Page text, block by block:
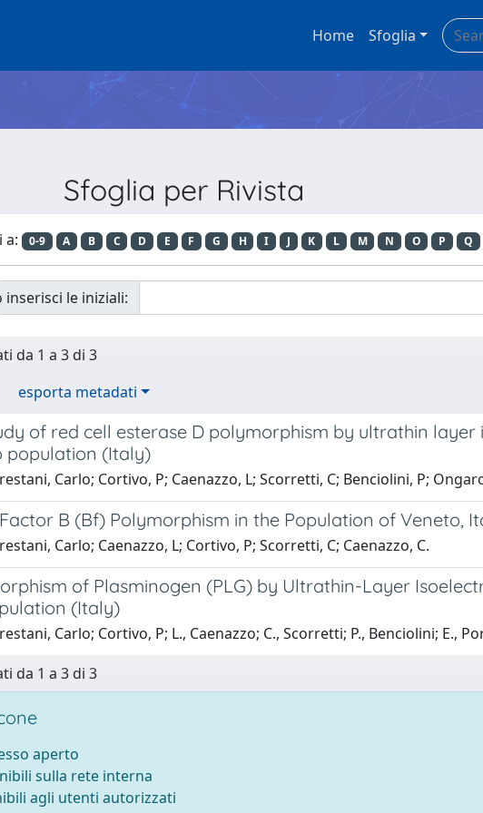
Home Sfoglia
Sfoglia per Rivista
a: 0-9 A B C D E F G H I J K L M N O P Q
inserisci le iniziali:
da 1 a 3 di 3
esporta metadati
of red cell esterase D polymorphism by ultrathin layer
population (Italy)
Carlo; Cortivo, P; Caenazzo, L; Scorretti, C; Benciolini, P;
B (Bf) Polymorphism in the Population of Veneto,
Carlo; Caenazzo, L; Cortivo, P; Scorretti, C; Caenazzo, C.
of Plasminogen (PLG) by Ultrathin-Layer
(Italy)
Carlo; Cortivo, P; L., Caenazzo; C., Scorretti; P., Benciolini; E.,
da 1 a 3 di 3
aperto
sulla rete interna
agli utenti autorizzati